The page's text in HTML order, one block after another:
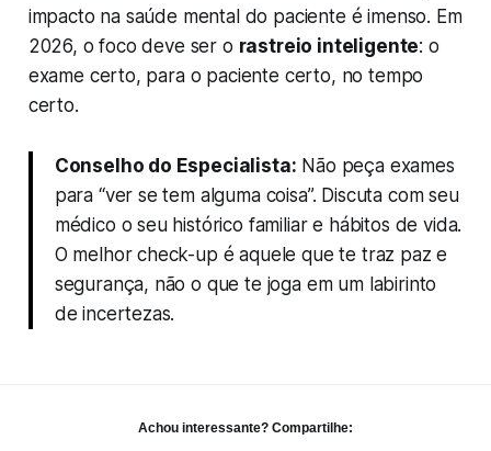
impacto na saúde mental do paciente é imenso. Em
2026, o foco deve ser o rastreio inteligente: o
exame certo, para o paciente certo, no tempo
certo.
Conselho do Especialista: Não peça exames
para “ver se tem alguma coisa”. Discuta com seu
médico o seu histórico familiar e hábitos de vida.
O melhor check-up é aquele que te traz paz e
segurança, não o que te joga em um labirinto
de incertezas.
Achou interessante? Compartilhe: